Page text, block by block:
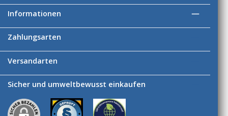
Informationen
Zahlungsarten
Versandarten
Sicher und umweltbewusst einkaufen